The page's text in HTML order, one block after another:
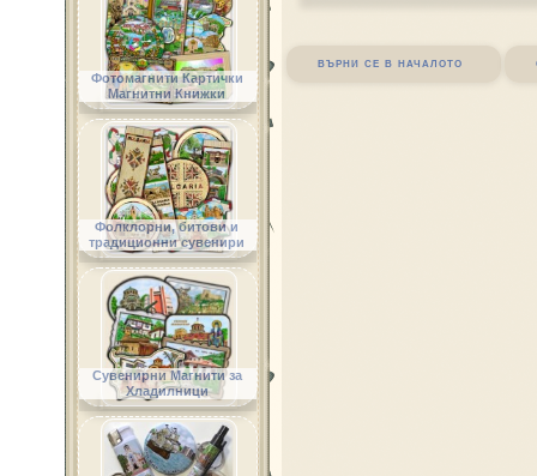
върни се в началото
Фотомагнити Картички
Магнитни Книжки
Фолклорни, битови и
традиционни сувенири
Сувенирни Магнити за
Хладилници